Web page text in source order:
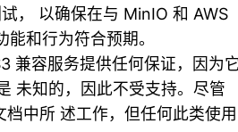
， 以确保在与 MinIO 和 AWS
和行为符合预期。
兼容服务提供任何保证，因为
未知的，因此不受支持。尽管
中所 述工作，但任何此类使用